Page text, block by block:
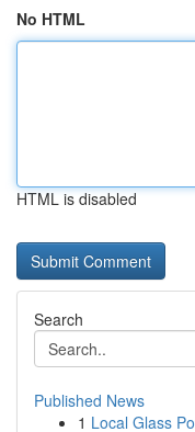
No HTML
HTML is disabled
Search
Published News
1 Local Glass